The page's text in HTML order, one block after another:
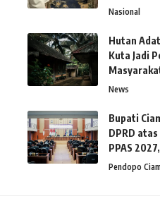
Nasional
Hutan
Kuta Jadi
News
Bupati
DPRD
PPAS
Pendopo